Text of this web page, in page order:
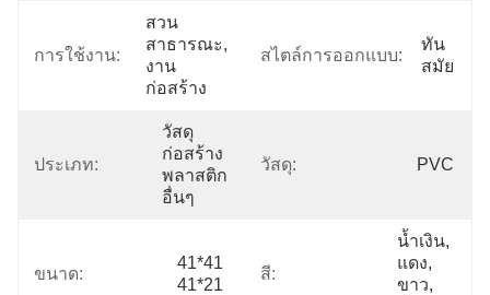
การใช้งาน:
สวน
สาธารณะ,
งาน
ก่อสร้าง
สไตล์การออกแบบ:
ทัน
สมัย
ประเภท:
วัสดุ
ก่อสร้าง
พลาสติก
อื่นๆ
วัสดุ: PVC
ขนาด:
41*41
41*21
สี:
น้ำเงิน,
แดง,
ขาว,